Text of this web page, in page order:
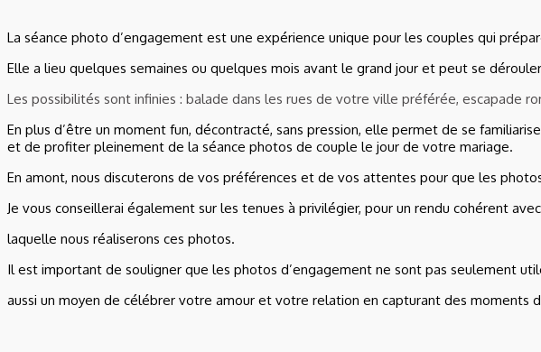
La séance photo d’engagement est une expérience unique pour les couples qui
Elle a lieu quelques semaines ou quelques mois avant le grand jour et peut se
Les possibilités sont infinies : balade dans les rues de votre ville préférée, escapade
En plus d’être un moment fun, décontracté, sans pression, elle permet de se
et de profiter pleinement de la séance photos de couple le jour de votre mariage.
En amont, nous discuterons de vos préférences et de vos attentes pour que les
Je vous conseillerai également sur les tenues à privilégier, pour un rendu cohérent
laquelle nous réaliserons ces photos.
Il est important de souligner que les photos d’engagement ne sont pas seulement
aussi un moyen de célébrer votre amour et votre relation en capturant des moments